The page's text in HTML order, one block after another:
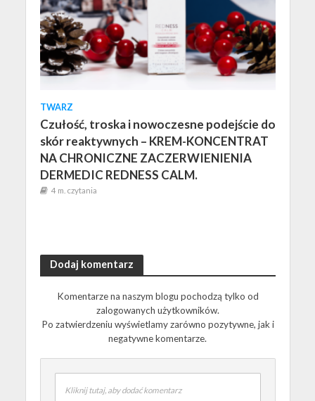
TWARZ
Czułość, troska i nowoczesne podejście do
skór reaktywnych – KREM-KONCENTRAT
NA CHRONICZNE ZACZERWIENIENIA
DERMEDIC REDNESS CALM.
4 m. czytania
Dodaj komentarz
Komentarze na naszym blogu pochodzą tylko od
zalogowanych użytkowników.
Po zatwierdzeniu wyświetlamy zarówno pozytywne, jak i
negatywne komentarze.
Kliknij tutaj, aby dodać komentarz